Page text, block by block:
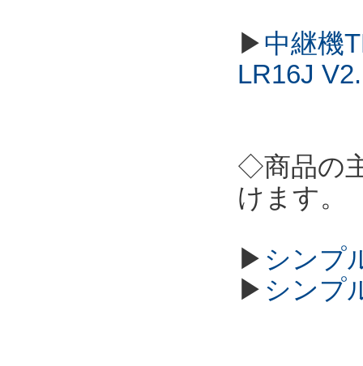
▶中継機
LR16J
◇商品の
けます。
▶ シンプ
▶ シンプ